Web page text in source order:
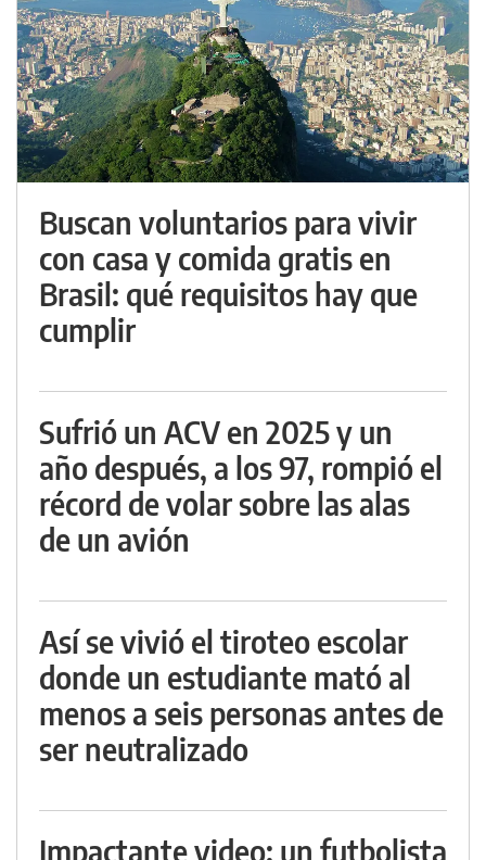
Buscan voluntarios para vivir
con casa y comida gratis en
Brasil: qué requisitos hay que
cumplir
Sufrió un ACV en 2025 y un
año después, a los 97, rompió el
récord de volar sobre las alas
de un avión
Así se vivió el tiroteo escolar
donde un estudiante mató al
menos a seis personas antes de
ser neutralizado
Impactante video: un futbolista